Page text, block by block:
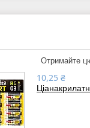
Отримайте
10,25 ₴